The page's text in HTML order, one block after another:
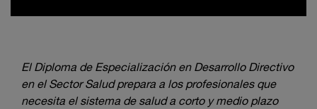
El Diploma de Especialización en Desarrollo Directivo
en el Sector Salud prepara a los profesionales que
necesita el sistema de salud a corto y medio plazo